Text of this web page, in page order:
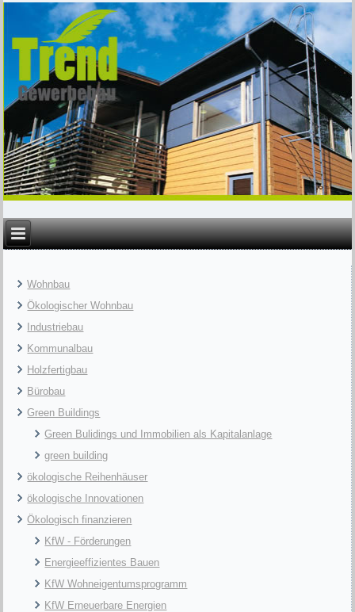
Wohnbau
Ökologischer Wohnbau
Industriebau
Kommunalbau
Holzfertigbau
Bürobau
Green Buildings
Green Bulidings und Immobilien als Kapitalanlage
green building
ökologische Reihenhäuser
ökologische Innovationen
Ökologisch finanzieren
KfW - Förderungen
Energieeffizientes Bauen
KfW Wohneigentumsprogramm
KfW Erneuerbare Energien